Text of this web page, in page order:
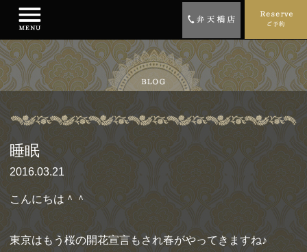
睡眠
2016.03.21
こんにちは＾＾
東京はもう桜の開花宣言もされ春がやってきますね♪